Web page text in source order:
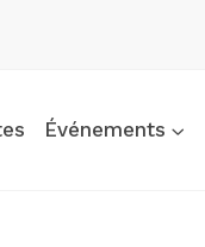
Événements